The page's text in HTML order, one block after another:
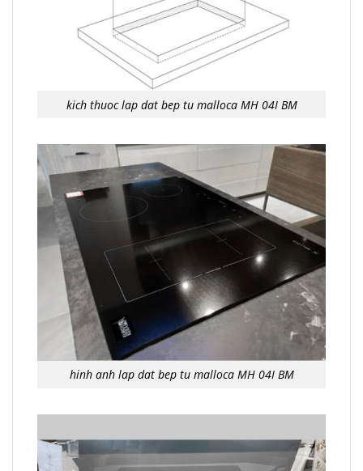
kich thuoc lap dat bep tu malloca MH 04I BM
hinh anh lap dat bep tu malloca MH 04I BM